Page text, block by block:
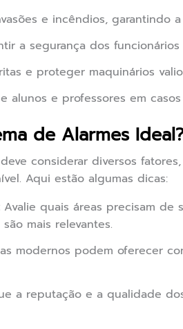
e incêndios, garantindo
a segurança dos
e proteger maquinários
alunos e professores em
de Alarmes
considerar diversos
Aqui estão algumas dicas:
Avalie quais áreas precisam de
mais relevantes.
modernos podem oferecer
a reputação e a qualidade